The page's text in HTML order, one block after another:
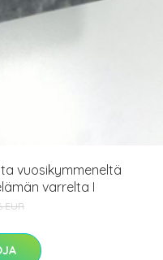
vuosikymmeneltä
varrelta I
EUR